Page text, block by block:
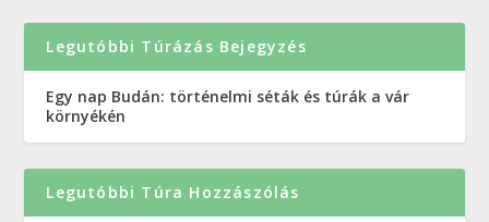
Legutóbbi Túrázás Bejegyzés
Egy nap Budán: történelmi séták és túrák a vár
környékén
Legutóbbi Túra Hozzászólás